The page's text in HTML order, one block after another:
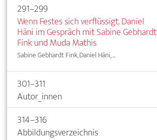
291–299
Wenn Festes sich verflüssigt. Daniel
Häni im Gespräch mit Sabine Gebhardt
Fink und Muda Mathis
Sabine Gebhardt Fink, Daniel Häni, ...
301–311
Autor_innen
314–316
Abbildungsverzeichnis